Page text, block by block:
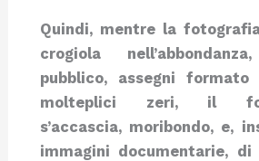
Quindi, mentre la
crogiola
pubblico, assegni
molteplici zeri, il
s’accascia, moribondo, e,
immagini documentarie,